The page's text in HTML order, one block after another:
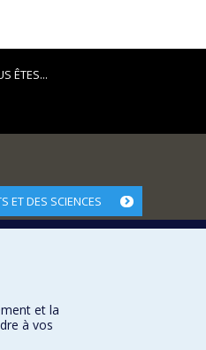
ÊTES...
ET DES SCIENCES
écoles
et la
à vos